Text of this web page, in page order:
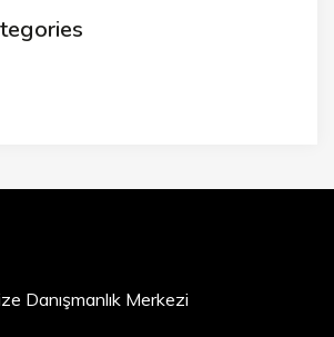
Danışmanlık Merkezi